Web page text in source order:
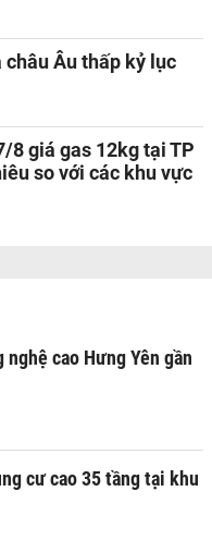
Âu thấp kỷ lục
8 giá gas 12kg tại TP
so với các khu vực
cao Hưng Yên gần
cư cao 35 tầng tại khu